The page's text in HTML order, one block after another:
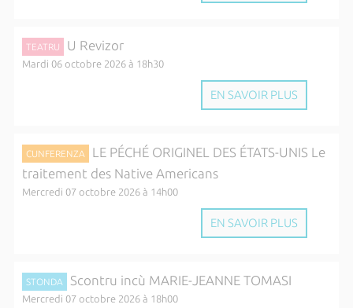
TEATRU U Revizor
Mardi 06 octobre 2026 à 18h30
EN SAVOIR PLUS
CUNFERENZA
LE PÉCHÉ ORIGINEL DES ÉTATS-UNIS Le
traitement des Native Americans
Mercredi 07 octobre 2026 à 14h00
EN SAVOIR PLUS
STONDA Scontru incù MARIE-JEANNE TOMASI
Mercredi 07 octobre 2026 à 18h00